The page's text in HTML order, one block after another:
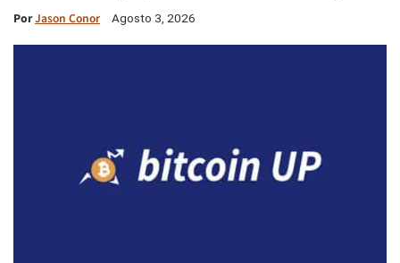
PorJason Conor Agosto 3, 2026